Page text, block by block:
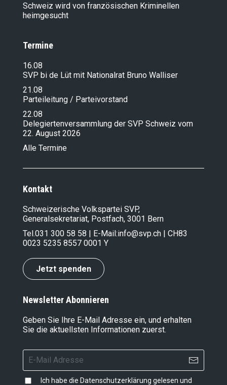
Schweiz wird von französischen Kriminellen
heimgesucht
Termine
16.08
SVP bi de Lüt mit Nationalrat Bruno Walliser
21.08
Parteileitung / Parteivorstand
22.08
Delegiertenversammlung der SVP Schweiz vom
22. August 2026
Alle Termine
Kontakt
Schweizerische Volkspartei SVP,
Generalsekretariat, Postfach, 3001 Bern
Tel.031 300 58 58 | E-Mail:info@svp.ch | CH83
0023 5235 8557 0001 Y
Jetzt spenden
Newsletter Abonnieren
Geben Sie Ihre E-Mail Adresse ein, und erhalten
Sie die aktuellsten Informationen zuerst.
Ich habe die Datenschutzerklärung gelesen und